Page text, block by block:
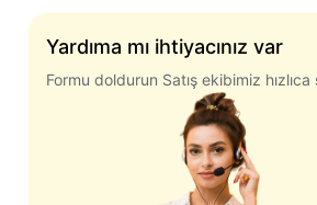
Yardıma mı ihtiyacınız var
Formu doldurun Satış ekibimiz hızlıca